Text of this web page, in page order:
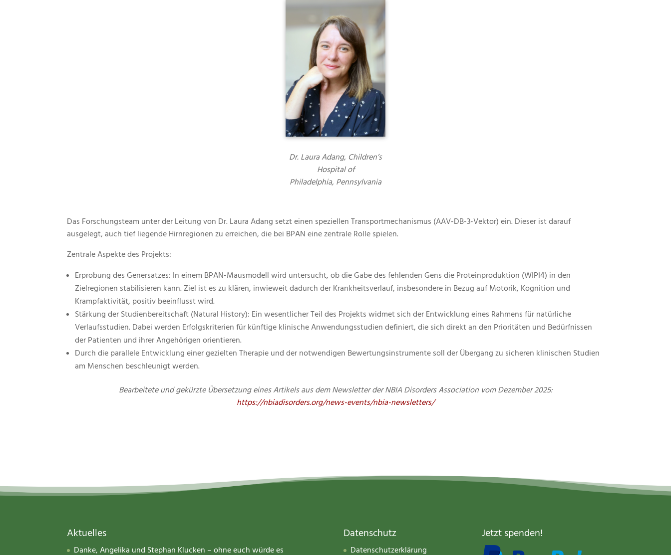
Dr. Laura Adang, Children’s
Hospital of
Philadelphia, Pennsylvania
Das Forschungsteam unter der Leitung von Dr. Laura Adang setzt einen speziellen Transportmechanismus (AAV-DB-3-Vektor) ein. Dieser ist darauf
ausgelegt, auch tief liegende Hirnregionen zu erreichen, die bei BPAN eine zentrale Rolle spielen.
Zentrale Aspekte des Projekts:
Erprobung des Genersatzes: In einem BPAN-Mausmodell wird untersucht, ob die Gabe des fehlenden Gens die Proteinproduktion (WIPI4) in den
Zielregionen stabilisieren kann. Ziel ist es zu klären, inwieweit dadurch der Krankheitsverlauf, insbesondere in Bezug auf Motorik, Kognition und
Krampfaktivität, positiv beeinflusst wird.
Stärkung der Studienbereitschaft (Natural History): Ein wesentlicher Teil des Projekts widmet sich der Entwicklung eines Rahmens für natürliche
Verlaufsstudien. Dabei werden Erfolgskriterien für künftige klinische Anwendungsstudien definiert, die sich direkt an den Prioritäten und Bedürfnissen
der Patienten und ihrer Angehörigen orientieren.
Durch die parallele Entwicklung einer gezielten Therapie und der notwendigen Bewertungsinstrumente soll der Übergang zu sicheren klinischen Studien
am Menschen beschleunigt werden.
Bearbeitete und gekürzte Übersetzung eines Artikels aus dem Newsletter der NBIA Disorders Association vom Dezember2025:
https://nbiadisorders.org/news-events/nbia-newsletters/
Aktuelles
Danke, Angelika und Stephan Klucken – ohne euch würde es
Datenschutz
Datenschutzerklärung
Jetzt spenden!